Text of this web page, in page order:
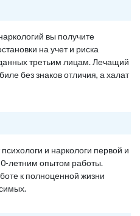
вы получите
на учет и риска
третьим лицам. Лечащий
без знаков отличия, а халат
и наркологи первой и
летним опытом работы.
к полноценной жизни